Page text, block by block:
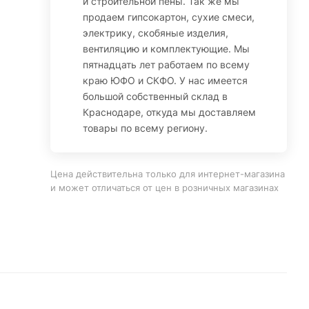
продаем гипсокартон, сухие смеси,
электрику, скобяные изделия,
вентиляцию и комплектующие. Мы
пятнадцать лет работаем по всему
краю ЮФО и СКФО. У нас имеется
большой собственный склад в
Краснодаре, откуда мы доставляем
товары по всему региону.
Цена действительна только для интернет-магазина
и может отличаться от цен в розничных магазинах